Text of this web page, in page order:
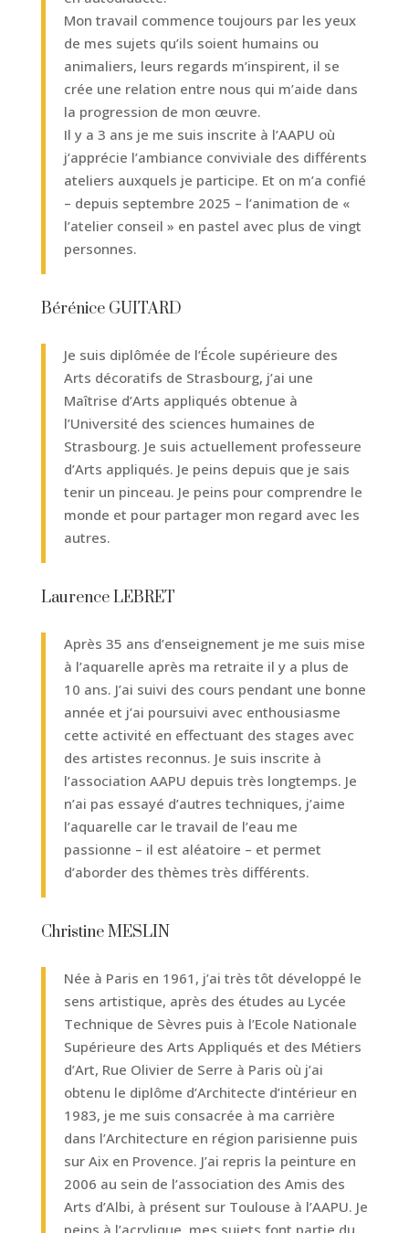
Mon travail commence toujours par les yeux
de mes sujets qu’ils soient humains ou
animaliers, leurs regards m’inspirent, il se
crée une relation entre nous qui m’aide dans
la progression de mon œuvre.
Il y a 3 ans je me suis inscrite à l’AAPU où
j’apprécie l’ambiance conviviale des différents
ateliers auxquels je participe. Et on m’a confié
– depuis septembre 2025 – l’animation de «
l’atelier conseil » en pastel avec plus de vingt
personnes.
Bérénice GUITARD
Je suis diplômée de l’École supérieure des
Arts décoratifs de Strasbourg, j’ai une
Maîtrise d’Arts appliqués obtenue à
l’Université des sciences humaines de
Strasbourg. Je suis actuellement professeure
d’Arts appliqués. Je peins depuis que je sais
tenir un pinceau. Je peins pour comprendre le
monde et pour partager mon regard avec les
autres.
Laurence LEBRET
Après 35 ans d’enseignement je me suis mise
à l’aquarelle après ma retraite il y a plus de
10 ans. J’ai suivi des cours pendant une bonne
année et j’ai poursuivi avec enthousiasme
cette activité en effectuant des stages avec
des artistes reconnus. Je suis inscrite à
l’association AAPU depuis très longtemps. Je
n’ai pas essayé d’autres techniques, j’aime
l’aquarelle car le travail de l’eau me
passionne – il est aléatoire – et permet
d’aborder des thèmes très différents.
Christine MESLIN
Née à Paris en 1961, j’ai très tôt développé le
sens artistique, après des études au Lycée
Technique de Sèvres puis à l’Ecole Nationale
Supérieure des Arts Appliqués et des Métiers
d’Art, Rue Olivier de Serre à Paris où j’ai
obtenu le diplôme d’Architecte d’intérieur en
1983, je me suis consacrée à ma carrière
dans l’Architecture en région parisienne puis
sur Aix en Provence. J’ai repris la peinture en
2006 au sein de l’association des Amis des
Arts d’Albi, à présent sur Toulouse à l’AAPU. Je